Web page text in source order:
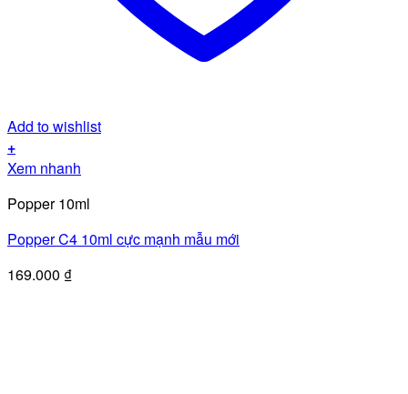
Add to wishlist
+
Xem nhanh
Popper 10ml
Popper C4 10ml cực mạnh mẫu mới
169.000 ₫